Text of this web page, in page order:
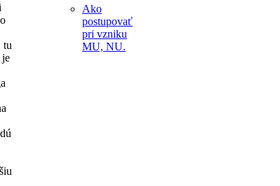
tu
je
Ako
postupovať
pri vzniku
MU, NU.